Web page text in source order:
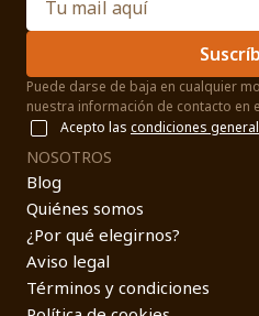
Puede darse de baja en cualquier
nuestra información de contacto en
Acepto las condiciones
NOSOTROS
Blog
Quiénes somos
¿Por qué elegirnos?
Aviso legal
Términos y condiciones